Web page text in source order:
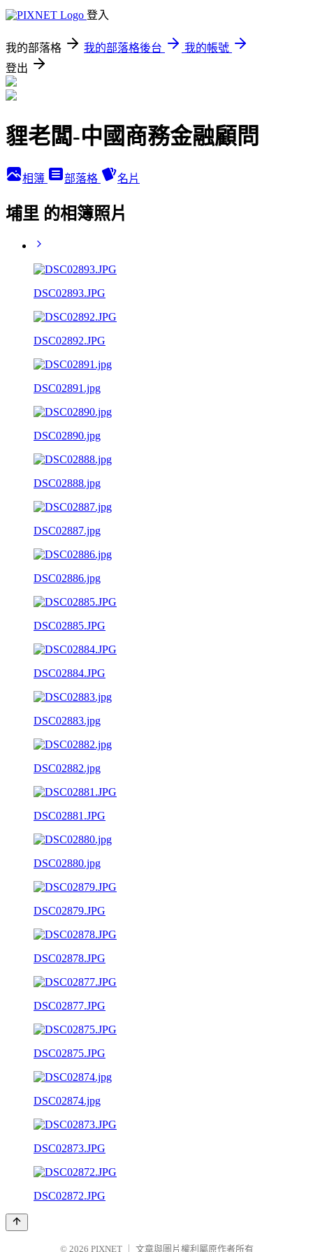
登入
我的部落格 我的部落格後台
我的帳號
登出
貍老闆-中國商務金融顧問
相簿 部落格 名片
埔里 的相簿照片
DSC02893.JPG
DSC02892.JPG
DSC02891.jpg
DSC02890.jpg
DSC02888.jpg
DSC02887.jpg
DSC02886.jpg
DSC02885.JPG
DSC02884.JPG
DSC02883.jpg
DSC02882.jpg
DSC02881.JPG
DSC02880.jpg
DSC02879.JPG
DSC02878.JPG
DSC02877.JPG
DSC02875.JPG
DSC02874.jpg
DSC02873.JPG
DSC02872.JPG
© 2026 PIXNET 文章與圖片權利屬原作者所有